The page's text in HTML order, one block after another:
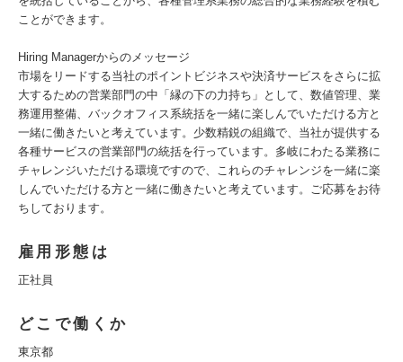
ことができます。
Hiring Managerからのメッセージ
市場をリードする当社のポイントビジネスや決済サービスをさらに拡
大するための営業部門の中「縁の下の力持ち」として、数値管理、業
務運用整備、バックオフィス系統括を一緒に楽しんでいただける方と
一緒に働きたいと考えています。少数精鋭の組織で、当社が提供する
各種サービスの営業部門の統括を行っています。多岐にわたる業務に
チャレンジいただける環境ですので、これらのチャレンジを一緒に楽
しんでいただける方と一緒に働きたいと考えています。ご応募をお待
ちしております。
雇用形態は
正社員
どこで働くか
東京都